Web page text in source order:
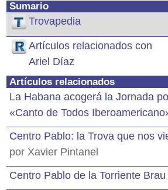
Sumario
Trovapedia
Artículos relacionados con
Ariel Díaz
Artículos relacionados
La Habana acogerá la Jornada
«Canto de Todos
Centro Pablo: la Trova que nos
por Xavier Pintanel
Centro Pablo de la Torriente Brau